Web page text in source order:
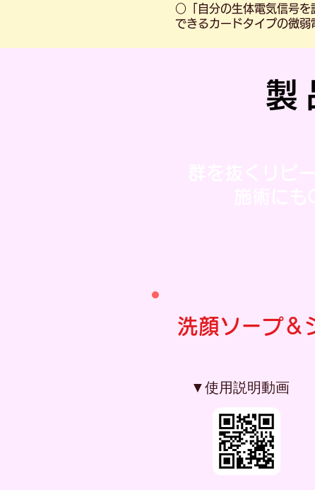
○「自分の生体電気信号を
できるカードタイプの微弱
製
洗顔ソープ＆
▼使用説明動画